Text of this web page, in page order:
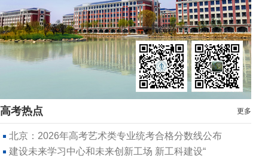
高考热点 更多
北京：2026年高考艺术类专业统考合格分数线公布
建设未来学习中心和未来创新工场 新工科建设“